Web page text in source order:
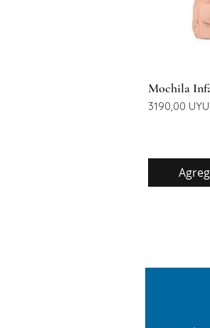
Mochila
Precio
3190,00 UYU